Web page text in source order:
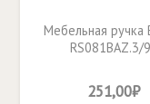
Мебельная ручка
RS081BAZ.3/
251,00₽